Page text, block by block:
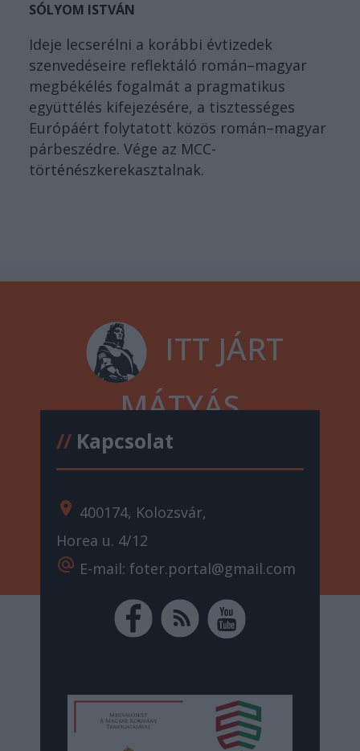
SÓLYOM ISTVÁN
Ideje lecserélni a korábbi évtizedek
szenvedéseire reflektáló román–magyar
megbékélés fogalmát a pragmatikus
együttélés kifejezésére, a tisztességes
Európáért folytatott közös román–magyar
párbeszédre. Vége az MCC-
történészkerekasztalnak.
ITT JÁRT
MÁTYÁS
//Kapcsolat
location_on 400174, Kolozsvár,
Horea u. 4/12
alternate_email E-mail: foter.portal@gmail.com